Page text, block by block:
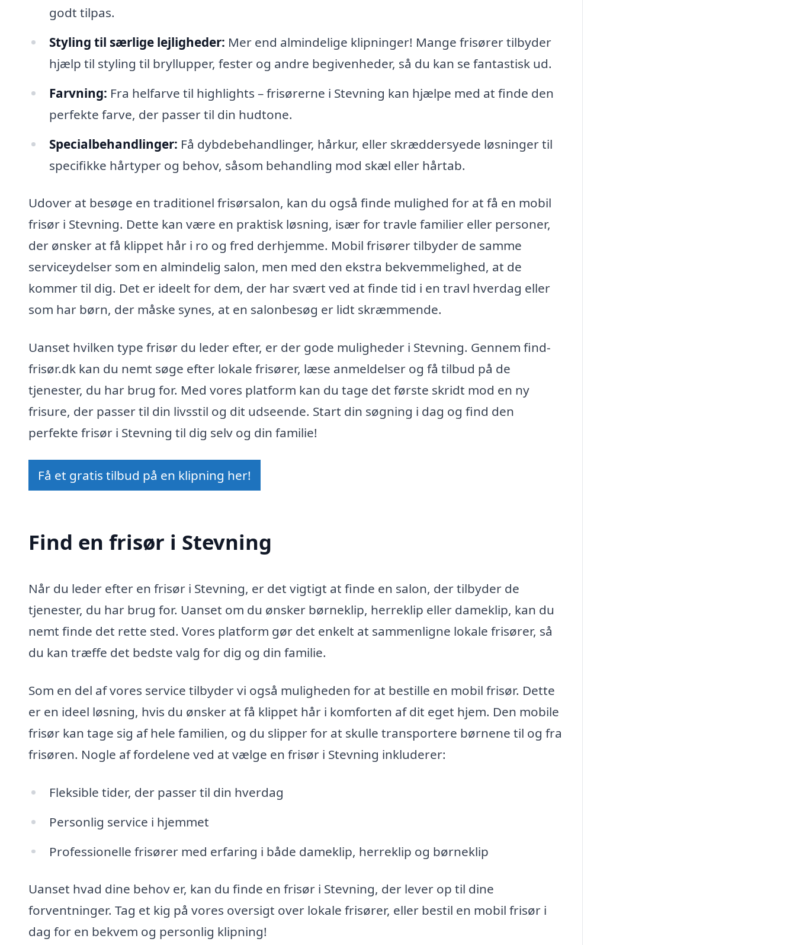
godt tilpas.
Styling til særlige lejligheder: Mer end almindelige klipninger! Mange frisører tilbyder
hjælp til styling til bryllupper, fester og andre begivenheder, så du kan se fantastisk ud.
Farvning: Fra helfarve til highlights – frisørerne i Stevning kan hjælpe med at finde den
perfekte farve, der passer til din hudtone.
Specialbehandlinger: Få dybdebehandlinger, hårkur, eller skræddersyede løsninger til
specifikke hårtyper og behov, såsom behandling mod skæl eller hårtab.
Udover at besøge en traditionel frisørsalon, kan du også finde mulighed for at få en mobil
frisør i Stevning. Dette kan være en praktisk løsning, især for travle familier eller personer,
der ønsker at få klippet hår i ro og fred derhjemme. Mobil frisører tilbyder de samme
serviceydelser som en almindelig salon, men med den ekstra bekvemmelighed, at de
kommer til dig. Det er ideelt for dem, der har svært ved at finde tid i en travl hverdag eller
som har børn, der måske synes, at en salonbesøg er lidt skræmmende.
Uanset hvilken type frisør du leder efter, er der gode muligheder i Stevning. Gennem find-
frisør.dk kan du nemt søge efter lokale frisører, læse anmeldelser og få tilbud på de
tjenester, du har brug for. Med vores platform kan du tage det første skridt mod en ny
frisure, der passer til din livsstil og dit udseende. Start din søgning i dag og find den
perfekte frisør i Stevning til dig selv og din familie!
Få et gratis tilbud på en klipning her!
Find en frisør i Stevning
Når du leder efter en frisør i Stevning, er det vigtigt at finde en salon, der tilbyder de
tjenester, du har brug for. Uanset om du ønsker børneklip, herreklip eller dameklip, kan du
nemt finde det rette sted. Vores platform gør det enkelt at sammenligne lokale frisører, så
du kan træffe det bedste valg for dig og din familie.
Som en del af vores service tilbyder vi også muligheden for at bestille en mobil frisør. Dette
er en ideel løsning, hvis du ønsker at få klippet hår i komforten af dit eget hjem. Den mobile
frisør kan tage sig af hele familien, og du slipper for at skulle transportere børnene til og fra
frisøren. Nogle af fordelene ved at vælge en frisør i Stevning inkluderer:
Fleksible tider, der passer til din hverdag
Personlig service i hjemmet
Professionelle frisører med erfaring i både dameklip, herreklip og børneklip
Uanset hvad dine behov er, kan du finde en frisør i Stevning, der lever op til dine
forventninger. Tag et kig på vores oversigt over lokale frisører, eller bestil en mobil frisør i
dag for en bekvem og personlig klipning!